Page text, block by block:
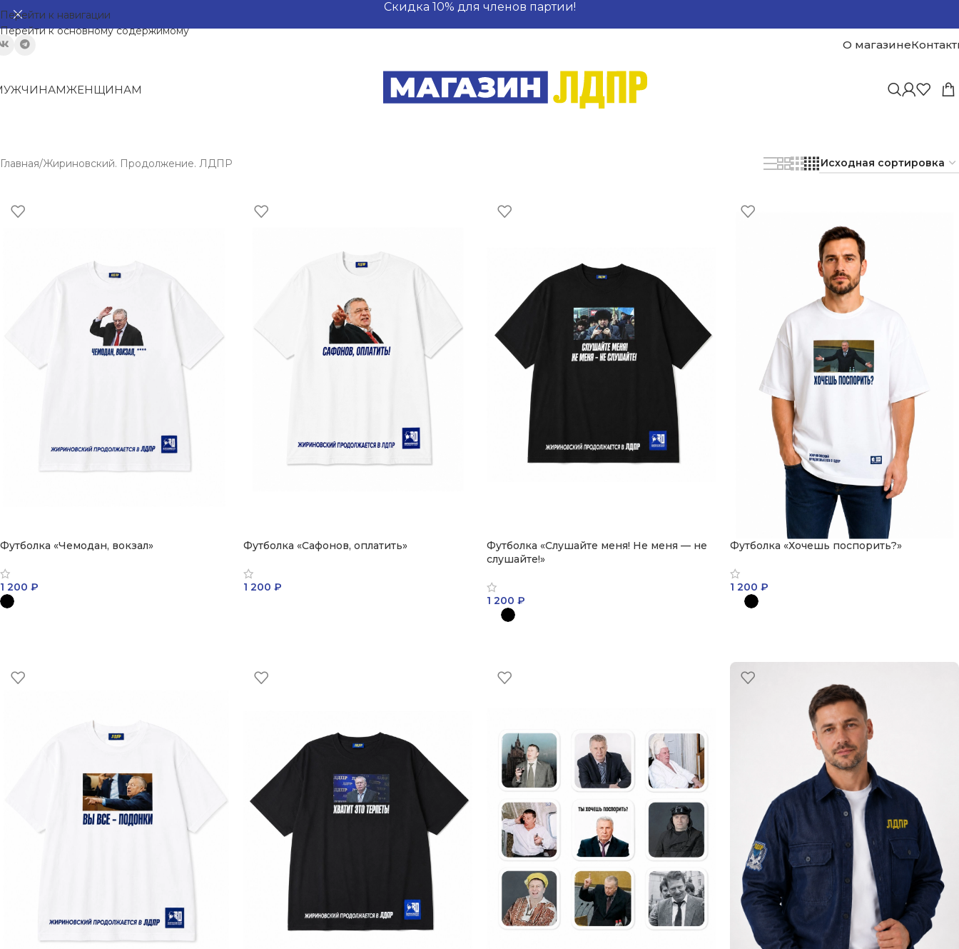
Перейти к навигации
Перейти к основному содержимому
Скидка 10% для членов партии!
О магазине
ЖЕНЩИНАМ
Главная Жириновский. Продолжение. ЛДПР
Футболка «Чемодан, вокзал»
1 200 ₽
Футболка «Сафонов, оплатить»
1 200 ₽
Футболка «Слушайте меня! Не меня — не
слушайте!»
1 200 ₽
Футболка «Хочешь поспорить?»
1 200 ₽